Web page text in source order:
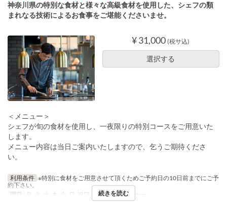
神奈川県の特別な食材と様々な高級食材を使用した、シェフの類
まれなる技術によるお食事をご堪能くださいませ。
¥ 31,000 (税サ込)
選択する
＜メニュー＞
シェフが旬の食材を使用し、一夜限りの特別コースをご用意いた
します。
メニュー内容は当日ご案内いたしますので、乞うご期待くださ
い。
利用条件 ※特別に食材をご用意させて頂くためご予約日の10日前までにご予
約下さい。
曜日
月, 火, 水, 木, 金, 日, 祝日 食事時間 ディナー
続きを読む